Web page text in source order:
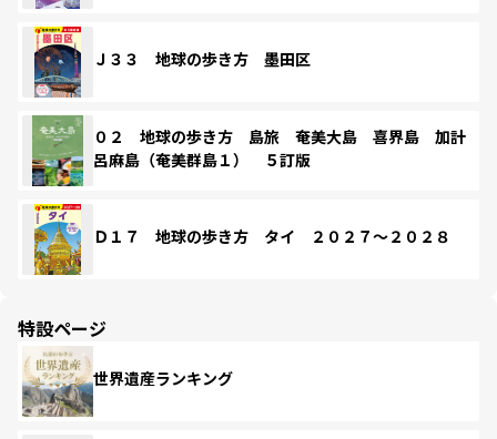
Ｊ３３ 地球の歩き方 墨田区
０２ 地球の歩き方 島旅 奄美大島 喜界島 加計
呂麻島（奄美群島１） ５訂版
Ｄ１７ 地球の歩き方 タイ ２０２７～２０２８
特設ページ
世界遺産ランキング